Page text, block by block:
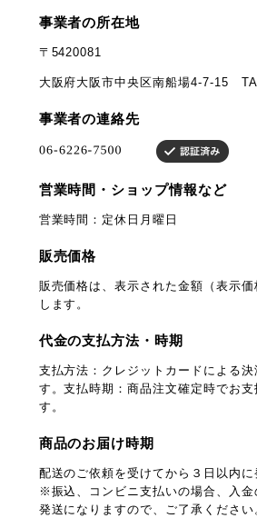
事業者の所在地
〒5420081
大阪府大阪市中央区南船場4-7-15
事業者の連絡先
営業時間・ショップ情報など
営業時間：定休日月曜日
販売価格
販売価格は、表示された金額（表示
します。
代金の支払方法・時期
支払方法：クレジットカードによる決
す。支払時期：商品注文確定時でお支
す。
商品のお届け時期
配送のご依頼を受けてから３日以内に
※振込、コンビニ支払いの場合、入
発送になりますので、ご了承ください